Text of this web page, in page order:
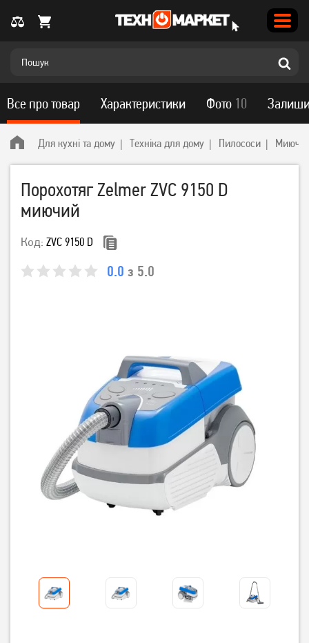
Для кухні та дому Техніка для дому Пилососи Миючі
Порохотяг Zelmer ZVC 9150 D
миючий
Код: ZVC 9150 D
0.0 з 5.0
Все про товар Характеристики Фото 10